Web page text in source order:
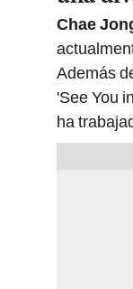
Chae
Además
'See You
ha